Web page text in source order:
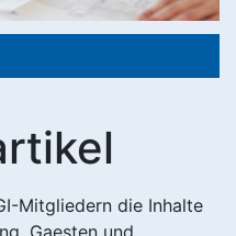
Mitgliedern die Inhalte